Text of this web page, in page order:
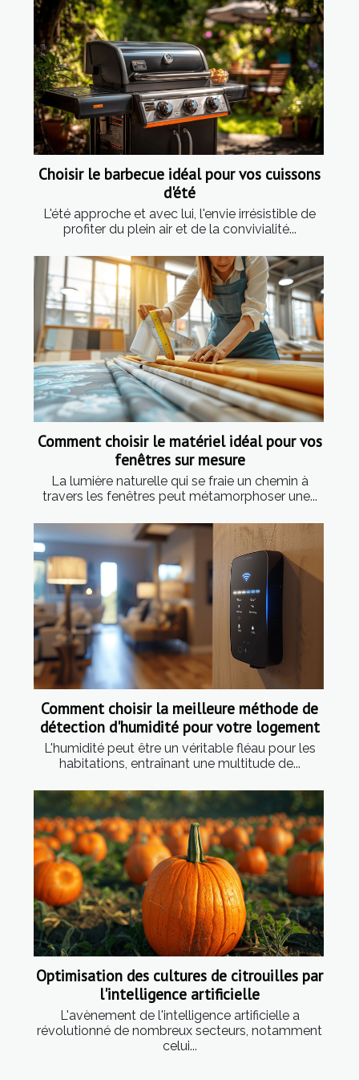
Choisir le barbecue idéal pour vos cuissons
d'été
L'été approche et avec lui, l'envie irrésistible de
profiter du plein air et de la convivialité...
Comment choisir le matériel idéal pour vos
fenêtres sur mesure
La lumière naturelle qui se fraie un chemin à
travers les fenêtres peut métamorphoser une...
Comment choisir la meilleure méthode de
détection d'humidité pour votre logement
L'humidité peut être un véritable fléau pour les
habitations, entraînant une multitude de...
Optimisation des cultures de citrouilles par
l'intelligence artificielle
L'avènement de l'intelligence artificielle a
révolutionné de nombreux secteurs, notamment
celui...